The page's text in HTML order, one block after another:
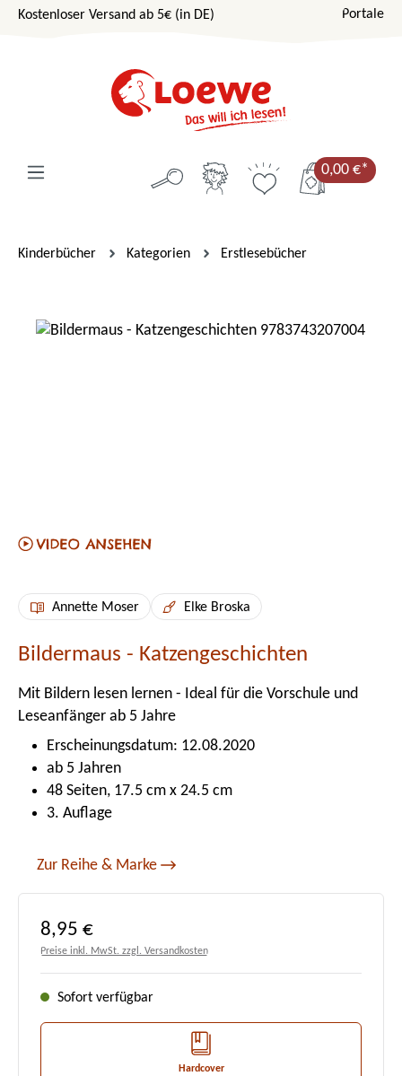
Zum Hauptinhalt springen
Kostenloser Versand ab 5€ (in DE) Portale
0,00 €*
Kinderbücher Kategorien Erstlesebücher
Bildergalerie überspringen
Annette Moser Elke Broska
Bildermaus - Katzengeschichten
Mit Bildern lesen lernen - Ideal für die Vorschule und
Leseanfänger ab 5 Jahre
Erscheinungsdatum: 12.08.2020
ab 5 Jahren
48 Seiten, 17.5 cm x 24.5 cm
3. Auflage
Zur Reihe & Marke
Regulärer Preis:
8,95 €
Preise inkl. MwSt. zzgl. Versandkosten
Sofort verfügbar
Hardcover